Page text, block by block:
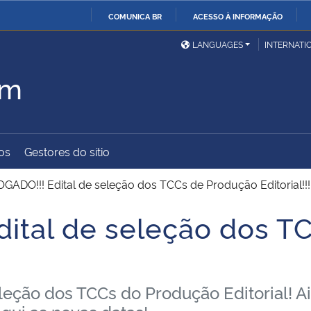
COMUNICA BR ACESSO À INFORMAÇÃO
Ministério da Defesa
Ministério das Relações
Exteriores
Ministério do
Desenvolvimento Regional
União
Advocacia-Geral da União Banco Central do Brasil
LANGUAGES
Gestores do sítio
Edital de seleção dos TCCs de Produção Editorial!!!
de seleção dos
dos TCCs do Produção Editorial!